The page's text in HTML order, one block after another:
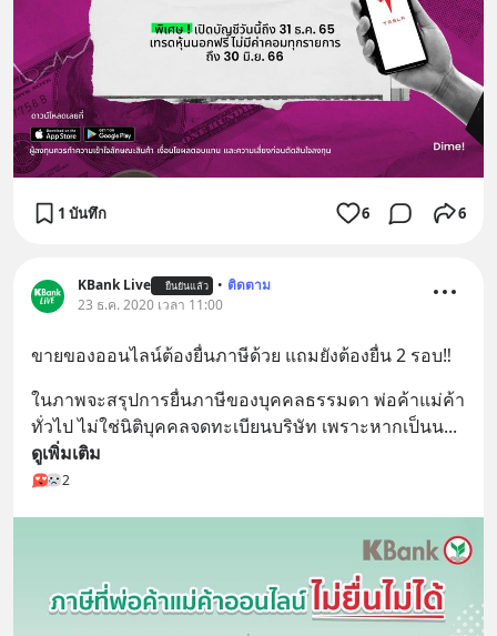
1 บันทึก 6 6
KBank Live ยืนยันแล้ว • ติดตาม
23 ธ.ค. 2020 เวลา 11:00
ขายของออนไลน์ต้องยื่นภาษีด้วย แถมยังต้องยื่น 2 รอบ‼️
ในภาพจะสรุปการยื่นภาษีของบุคคลธรรมดา พ่อค้าแม่ค้า
ทั่วไป ไม่ใช่นิติบุคคลจดทะเบียนบริษัท เพราะหากเป็นน...
ดูเพิ่มเติม
2